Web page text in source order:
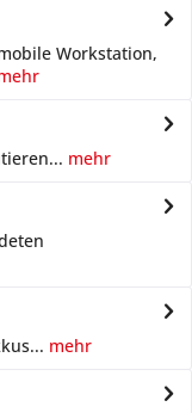
Workstation,
mehr
mehr